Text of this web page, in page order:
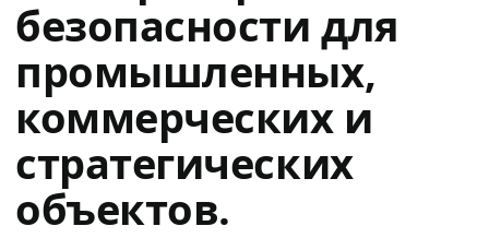
безопасности для
промышленных,
коммерческих и
стратегических
объектов.